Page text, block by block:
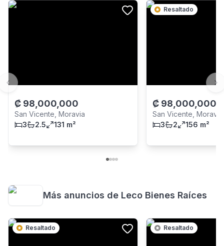
₡ 98,000,000
San Vicente, Moravia
3
2.5 131 m²
Resaltado
₡ 98,000,000
San Vicente, Moravia
3
2 156 m²
Previous slide
Más anuncios de Leco Bienes Raíces
Resaltado Resaltado